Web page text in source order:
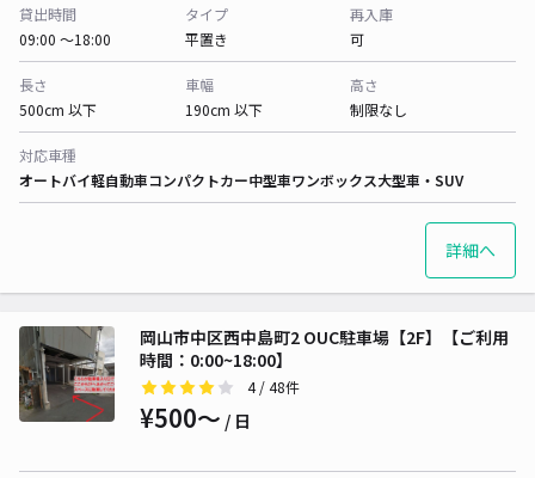
貸出時間
09:00 〜18:00
タイプ
平置き
再入庫
可
長さ
500cm 以下
車幅
190cm 以下
高さ
制限なし
対応車種
オートバイ軽自動車コンパクトカー中型車ワンボックス大型車・SUV
詳細へ
岡山市中区西中島町2 OUC駐車場【2F】【ご利用
時間：0:00~18:00】
4/ 48件
¥500〜 / 日